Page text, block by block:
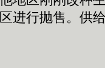
进行抛售。供